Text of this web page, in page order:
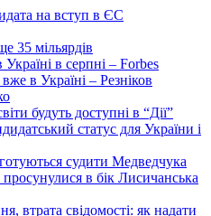
на вступ в ЄС
35 мільярдів
в серпні – Forbes
в Україні – Резніков
будуть доступні в “Дії”
статус для України і
судити Медведчука
в бік Лисичанська
втрата свідомості: як надати